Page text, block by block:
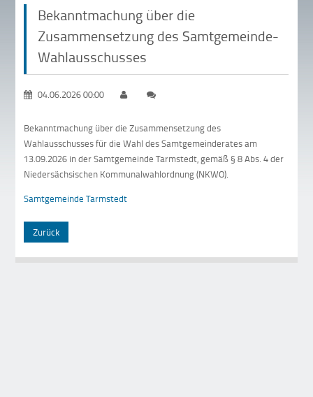
Bekanntmachung über die
Zusammensetzung des Samtgemeinde-
Wahlausschusses
04.06.2026 00:00
Bekanntmachung über die Zusammensetzung des
Wahlausschusses für die Wahl des Samtgemeinderates am
13.09.2026 in der Samtgemeinde Tarmstedt, gemäß § 8 Abs. 4 der
Niedersächsischen Kommunalwahlordnung (NKWO).
Samtgemeinde Tarmstedt
Zurück